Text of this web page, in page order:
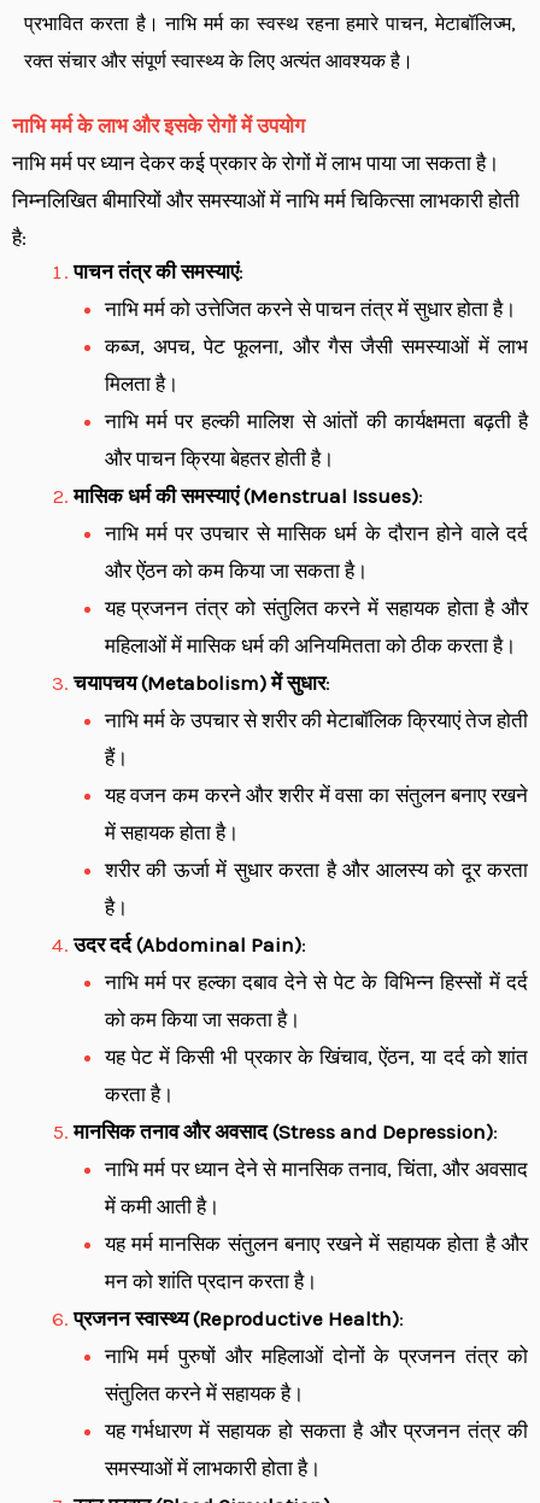
प्रभावित करता है। नाभि मर्म का स्वस्थ रहना हमारे पाचन, मेटाबॉलिज्म,
रक्त संचार और संपूर्ण स्वास्थ्य के लिए अत्यंत आवश्यक है।
नाभि मर्म के लाभ और इसके रोगों में उपयोग
नाभि मर्म पर ध्यान देकर कई प्रकार के रोगों में लाभ पाया जा सकता है।
निम्नलिखित बीमारियों और समस्याओं में नाभि मर्म चिकित्सा लाभकारी होती
है:
पाचन तंत्र की समस्याएं:
नाभि मर्म को उत्तेजित करने से पाचन तंत्र में सुधार होता है।
कब्ज, अपच, पेट फूलना, और गैस जैसी समस्याओं में लाभ
मिलता है।
नाभि मर्म पर हल्की मालिश से आंतों की कार्यक्षमता बढ़ती है
और पाचन क्रिया बेहतर होती है।
मासिक धर्म की समस्याएं (Menstrual Issues):
नाभि मर्म पर उपचार से मासिक धर्म के दौरान होने वाले दर्द
और ऐंठन को कम किया जा सकता है।
यह प्रजनन तंत्र को संतुलित करने में सहायक होता है और
महिलाओं में मासिक धर्म की अनियमितता को ठीक करता है।
चयापचय (Metabolism) में सुधार:
नाभि मर्म के उपचार से शरीर की मेटाबॉलिक क्रियाएं तेज होती
हैं।
यह वजन कम करने और शरीर में वसा का संतुलन बनाए रखने
में सहायक होता है।
शरीर की ऊर्जा में सुधार करता है और आलस्य को दूर करता
है।
उदर दर्द (Abdominal Pain):
नाभि मर्म पर हल्का दबाव देने से पेट के विभिन्न हिस्सों में दर्द
को कम किया जा सकता है।
यह पेट में किसी भी प्रकार के खिंचाव, ऐंठन, या दर्द को शांत
करता है।
मानसिक तनाव और अवसाद (Stress and Depression):
नाभि मर्म पर ध्यान देने से मानसिक तनाव, चिंता, और अवसाद
में कमी आती है।
यह मर्म मानसिक संतुलन बनाए रखने में सहायक होता है और
मन को शांति प्रदान करता है।
प्रजनन स्वास्थ्य (Reproductive Health):
नाभि मर्म पुरुषों और महिलाओं दोनों के प्रजनन तंत्र को
संतुलित करने में सहायक है।
यह गर्भधारण में सहायक हो सकता है और प्रजनन तंत्र की
समस्याओं में लाभकारी होता है।